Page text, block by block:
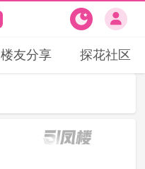
楼友分享 探花社区